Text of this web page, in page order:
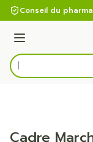
Aller au contenu
Conseil du
Menu
Rechercher
Cadre